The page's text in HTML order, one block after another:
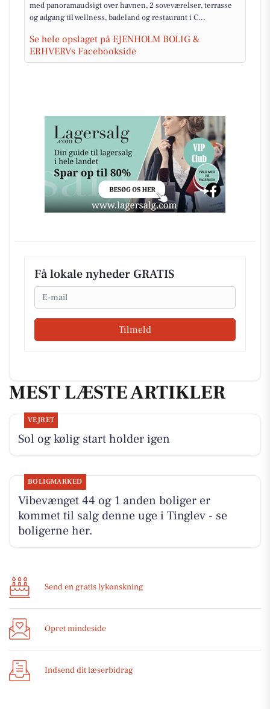
med panoramaudsigt over havnen, 2 soveværelser, terrasse
og adgang til wellness, badeland og restaurant i C...
Se hele opslaget på EJENHOLM BOLIG &
ERHVERVs Facebookside
Få lokale nyheder GRATIS
Email
Tilmeld
MEST LÆSTE ARTIKLER
VEJRET
Sol og kølig start holder igen
BOLIGMARKED
Vibevænget 44 og 1 anden boliger er
kommet til salg denne uge i Tinglev - se
boligerne her.
Send en gratis lykønskning
Opret mindeside
Indsend dit læserbidrag